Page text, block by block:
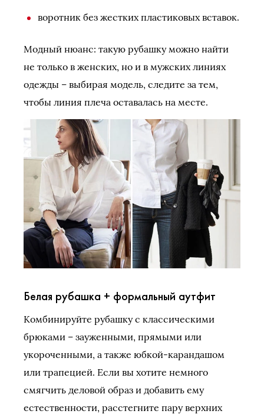
воротник без жестких пластиковых вставок.
Модный нюанс: такую рубашку можно найти
не только в женских, но и в мужских линиях
одежды – выбирая модель, следите за тем,
чтобы линия плеча оставалась на месте.
Белая рубашка + формальный аутфит
Комбинируйте рубашку с классическими
брюками – зауженными, прямыми или
укороченными, а также юбкой-карандашом
или трапецией. Если вы хотите немного
смягчить деловой образ и добавить ему
естественности, расстегните пару верхних